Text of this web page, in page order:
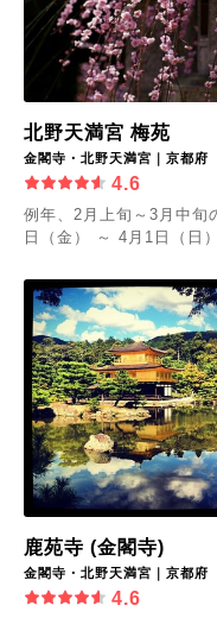
北野天満宮 梅苑
金閣寺・北野天満宮｜京都府
4.6
例年、2月上旬～3月中旬
日（金） ～ 4月1日（日
鹿苑寺 (金閣寺)
金閣寺・北野天満宮｜京都府
4.6